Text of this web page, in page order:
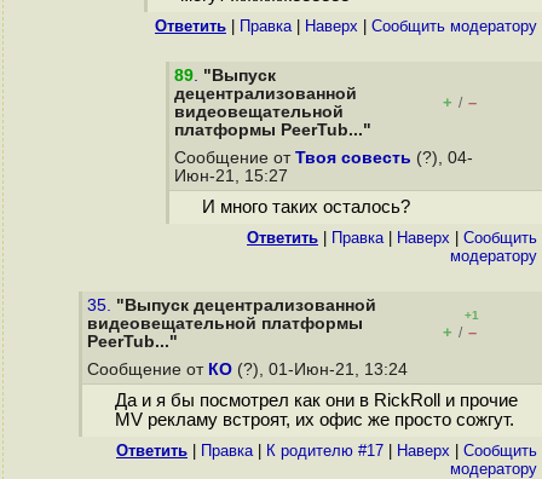
Ответить Правка| Наверх Cообщить модератору
89. "Выпуск
децентрализованной
видеовещательной
платформы PeerTub..."
+ / –
Сообщение от Твоя совесть (?), 04-
Июн-21, 15:27
И много таких осталось?
Ответить Правка| Наверх
Cообщить
модератору
35. "Выпуск децентрализованной
видеовещательной платформы
PeerTub..."
+1
+ / –
Сообщение от КО (?), 01-Июн-21, 13:24
Да и я бы посмотрел как они в RickRoll и прочие
MV рекламу встроят, их офис же просто сожгут.
Ответить Правка| К родителю #17 Наверх
Cообщить
модератору